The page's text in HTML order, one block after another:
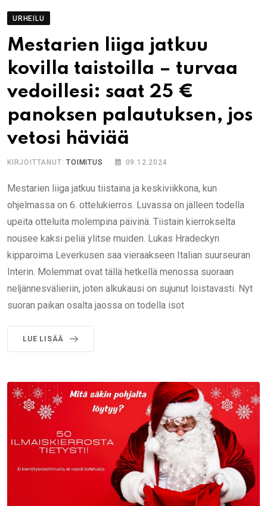
URHEILU
Mestarien liiga jatkuu
kovilla taistoilla – turvaa
vedoillesi: saat 25 €
panoksen palautuksen, jos
vetosi häviää
KIRJOITTANUT:TOIMITUS 09.12.2024
Mestarien liiga jatkuu tiistaina ja keskiviikkona, kun
ohjelmassa on 6. ottelukierros. Luvassa on jälleen todella
upeita otteluita molempina päivinä. Tiistain kierrokselta
nousee kaksi peliä ylitse muiden. Lukas Hradeckyn
kipparoima Leverkusen saa vieraakseen Italian suurseuran
Interin. Molemmat ovat tällä hetkellä menossa suoraan
neljännesvälieriin, joten alkukausi on sujunut loistavasti. Nyt
suoran paikan osalta jaossa on todella isot
LUE LISÄÄ